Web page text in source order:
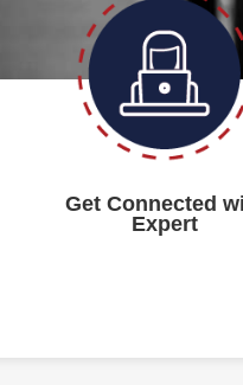
Get Connected
Expert